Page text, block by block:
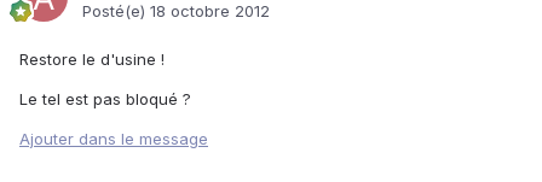
Posté(e) 18 octobre 2012
Restore le d'usine !
Le tel est pas bloqué ?
Ajouter dans le message